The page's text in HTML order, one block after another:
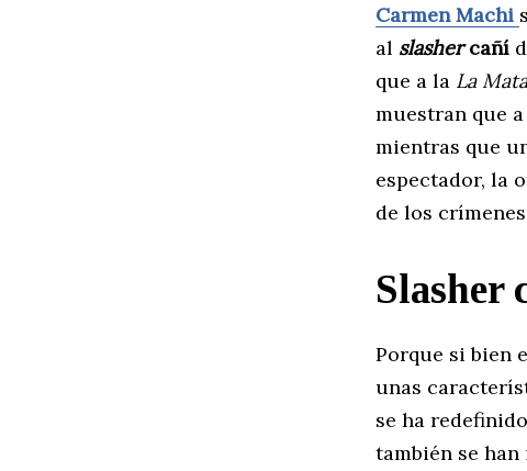
Carmen Machi
al slashercañí
que a la La
muestran que
mientras que
espectador, la
de los
Slasher
Porque si bien
unas
se ha
también se